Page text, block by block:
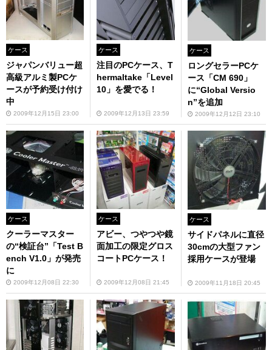
ケース
ジャパンバリュー超
高級アルミ製PCケ
ースが予約受け付け
中
2009年12月15日 23:00
ケース
注目のPCケース、T
hermaltake「Level
10」を愛でる！
2009年12月13日 23:59
ケース
ロングセラーPCケ
ース「CM 690」
に“Global Versio
n”を追加
2009年12月12日 23:10
ケース
クーラーマスター
の“検証台”「Test B
ench V1.0」が発売
に
2009年12月08日 22:30
ケース
アビー、つやつや鏡
面加工の限定グロス
コートPCケース！
2009年12月08日 21:45
ケース
サイドパネルに直径
30cmの大型ファン
採用ケースが登場
2009年11月18日 20:45